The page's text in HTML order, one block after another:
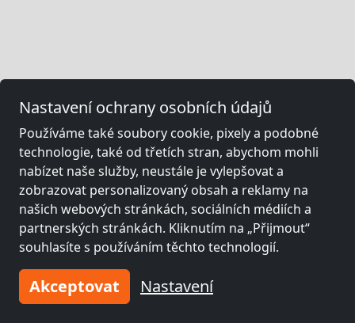
Nastavení ochrany osobních údajů
Používáme také soubory cookie, pixely a podobné
technologie, také od třetích stran, abychom mohli
nabízet naše služby, neustále je vylepšovat a
zobrazovat personalizovaný obsah a reklamy na
našich webových stránkách, sociálních médiích a
partnerských stránkách. Kliknutím na „Přijmout“
souhlasíte s používáním těchto technologií.
Akceptovat Nastavení